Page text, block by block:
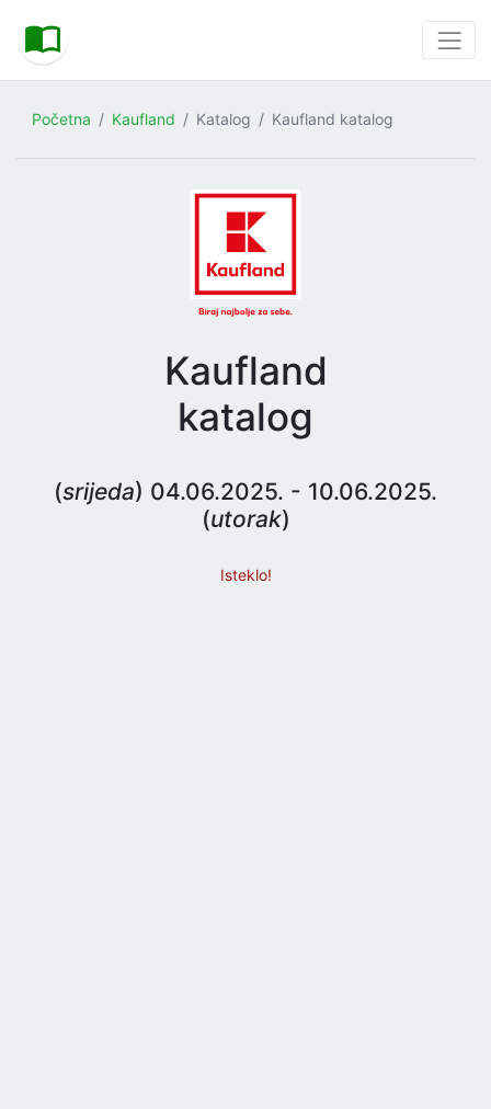
Početna Kaufland Katalog Kaufland katalog
Kaufland
katalog
(srijeda) 04.06.2025. - 10.06.2025.
(utorak)
Isteklo!